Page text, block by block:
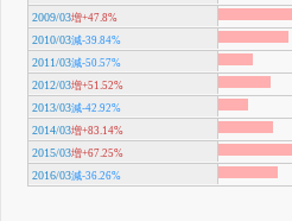
2009/03増+47.8%
2010/03減-39.84%
2011/03減-50.57%
2012/03増+51.52%
2013/03減-42.92%
2014/03増+83.14%
2015/03増+67.25%
2016/03減-36.26%